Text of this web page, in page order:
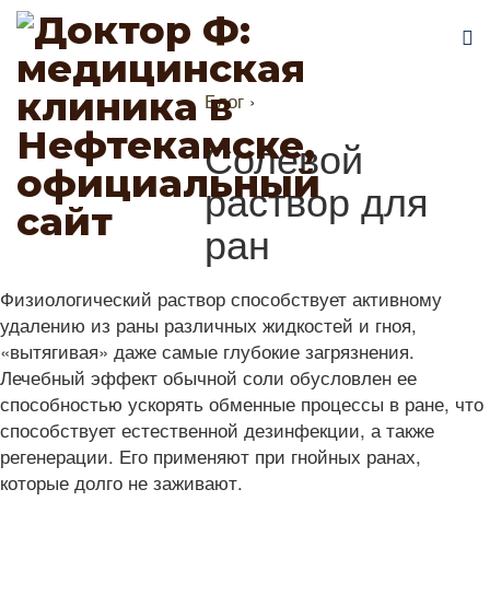
Блог ›
Солевой
раствор для
ран
Физиологический раствор способствует активному
удалению из раны различных жидкостей и гноя,
«вытягивая» даже самые глубокие загрязнения.
Лечебный эффект обычной соли обусловлен ее
способностью ускорять обменные процессы в ране, что
способствует естественной дезинфекции, а также
регенерации. Его применяют при гнойных ранах,
которые долго не заживают.